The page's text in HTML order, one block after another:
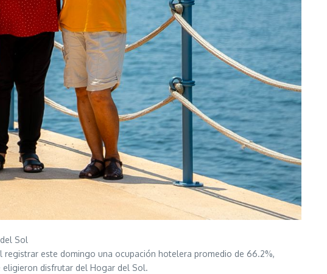
Sol
este domingo una ocupación hotelera promedio de 66.2%,
eligieron disfrutar del Hogar del Sol.